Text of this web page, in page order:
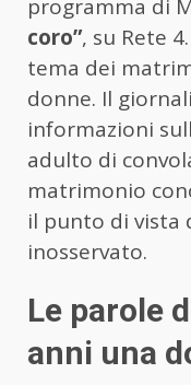
programma di
coro”, su Rete
tema dei
donne. Il
informazioni
adulto di
matrimonio
il punto di vista
inosservato.
Le parole
anni una